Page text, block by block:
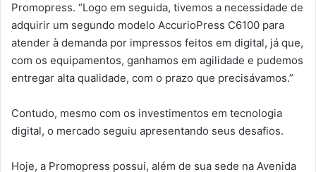
Promopress. “Logo em seguida, tivemos a necessidade de
adquirir um segundo modelo AccurioPress C6100 para
atender à demanda por impressos feitos em digital, já que,
com os equipamentos, ganhamos em agilidade e pudemos
entregar alta qualidade, com o prazo que precisávamos.”
Contudo, mesmo com os investimentos em tecnologia
digital, o mercado seguiu apresentando seus desafios.
Hoje, a Promopress possui, além de sua sede na Avenida